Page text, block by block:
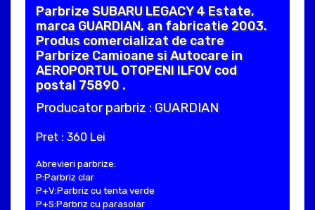
Parbrize SUBARU LEGACY 4 Estate,
marca GUARDIAN, an fabricatie 2003.
Produs comercializat de catre
Parbrize Camioane si Autocare in
AEROPORTUL OTOPENI ILFOV cod
postal 75890 .
Producator parbriz : GUARDIAN
Pret : 360 Lei
Abrevieri parbrize:
P:Parbriz clar
P+V:Parbriz cu tenta verde
P+S:Parbriz cu parasolar